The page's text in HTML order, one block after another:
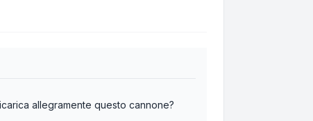
allegramente questo cannone?